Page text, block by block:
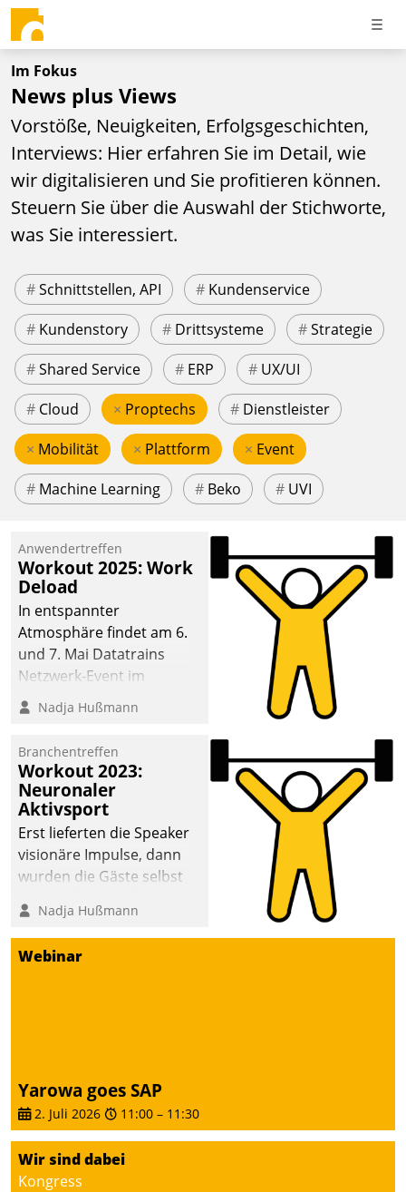
Im Fokus
News plus Views
Vorstöße, Neuigkeiten, Erfolgsgeschichten,
Interviews: Hier erfahren Sie im Detail, wie
wir digitalisieren und Sie profitieren können.
Steuern Sie über die Auswahl der Stichworte,
was Sie interessiert.
#Schnittstellen, API # Kundenservice
# Kundenstory # Drittsysteme #Strategie
#Shared Service # ERP # UX/UI
# Cloud × Proptechs # Dienstleister
× Mobilität × Plattform × Event
# Machine Learning # Beko # UVI
Anwendertreffen
Workout 2025: Work
Deload
In entspannter
Atmosphäre findet am 6.
und 7. Mai Datatrains
Netzwerk-Event im
Kunden- und Partnerkreis
statt. Zentrale Frage: Wie
Mammutprojekte
meistern und Workloads
wuppen – bei zunehmend
anspruchsvollen
Aufgaben und
abnehmendem
Nadja Hußmann
Branchentreffen
Workout 2023:
Neuronaler
Aktivsport
Erst lieferten die Speaker
visionäre Impulse, dann
wurden die Gäste selbst
methodisch
Vernetzungsideen fürs
Quartier. Dazwischen
Nadja Hußmann
Webinar
Yarowa goes SAP
2. Juli 2026 11:00 – 11:30
Wir sind dabei
Kongress